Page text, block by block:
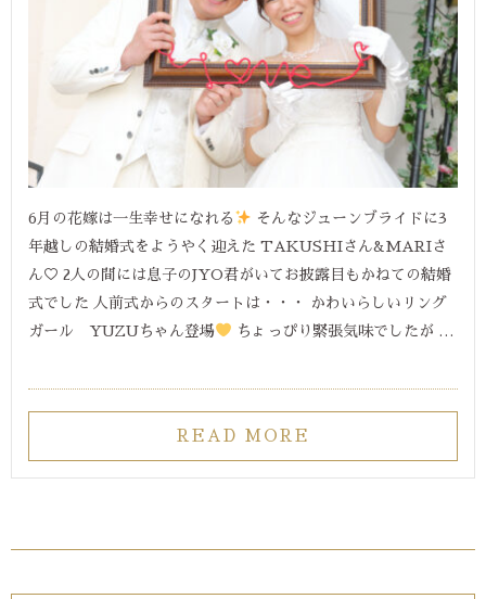
6月の花嫁は一生幸せになれる
そんなジューンブライドに3
年越しの結婚式をようやく迎えた TAKUSHIさん&MARIさ
ん♡ 2人の間には息子のJYO君がいてお披露目もかねての結婚
式でした 人前式からのスタートは・・・ かわいらしいリング
ガール YUZUちゃん登場
ちょっぴり緊張気味でしたが …
READ MORE